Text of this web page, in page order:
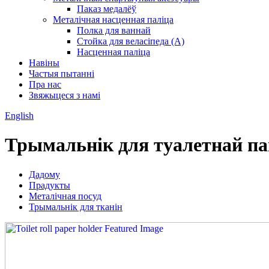
Паказ медалёў
Металічная насценная паліца
Полка для ваннай
Стойка для веласіпеда (А)
Насценная паліца
Навіны
Частыя пытанні
Пра нас
Звяжыцеся з намі
English
Трымальнік для туалетнай
Дадому
Прадукты
Металічная посуд
Трымальнік для тканін